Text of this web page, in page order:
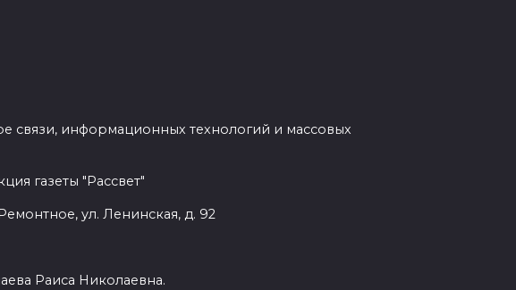
связи, информационных технологий и массовых
газеты "Рассвет"
ул. Ленинская, д. 92
Раиса Николаевна.